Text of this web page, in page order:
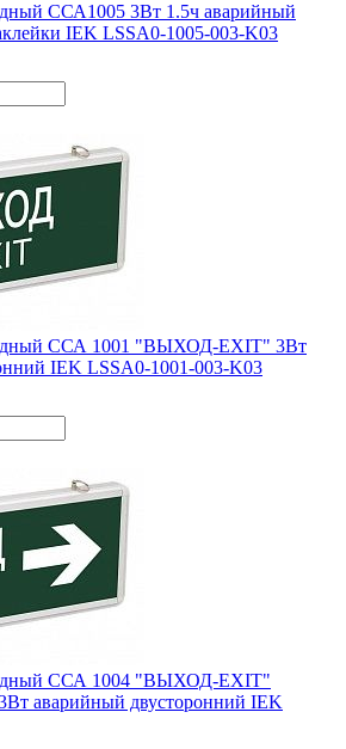
ССА1005 3Вт 1.5ч аварийный
IEK LSSA0-1005-003-K03
ССА 1001 "ВЫХОД-EXIT" 3Вт
IEK LSSA0-1001-003-K03
ССА 1004 "ВЫХОД-EXIT"
аварийный двусторонний IEK